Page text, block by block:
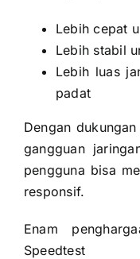
Lebih cepat
Lebih stabil
Lebih luas
padat
Dengan
gangguan
pengguna bisa
responsif.
Enam
Speedtest